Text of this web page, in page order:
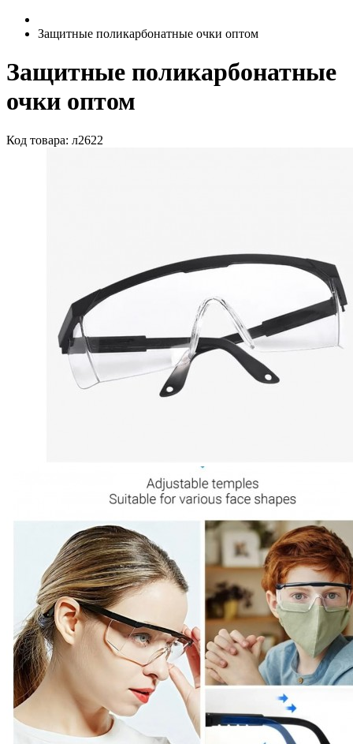
Защитные поликарбонатные очки оптом
Защитные поликарбонатные
очки оптом
Код товара: л2622